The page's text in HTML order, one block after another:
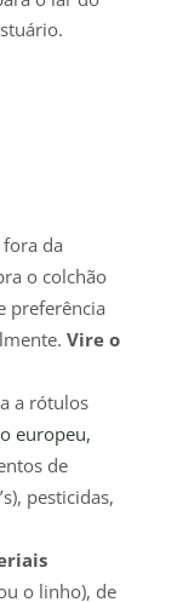
da
o colchão
preferência
Vire o
a rótulos
europeu,
de
pesticidas,
o linho), de